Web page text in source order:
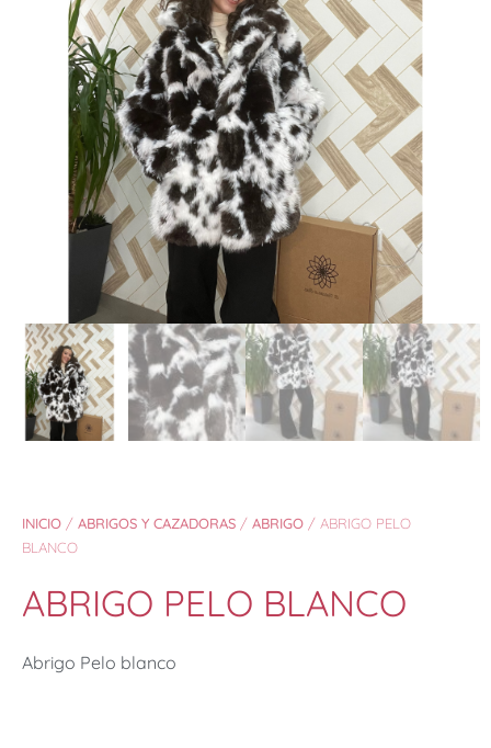
INICIO / ABRIGOS Y CAZADORAS / ABRIGO / ABRIGO PELO
BLANCO
ABRIGO PELO BLANCO
Abrigo Pelo blanco